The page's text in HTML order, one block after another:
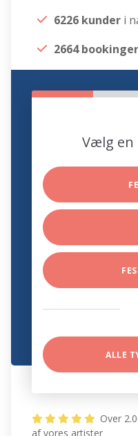
6226 kunder i
2664 bookinger
Vælg
ALLE
Over
af vores artister